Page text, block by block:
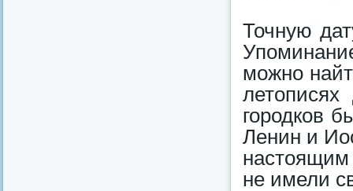
Точную
можно
городков
Ленин и
настоящим
не имели